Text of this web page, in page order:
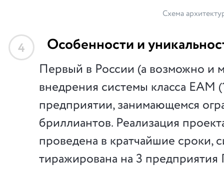
Схема
4 Особенности и
Первый в России (а возможно и
внедрения системы класса EAM
предприятии, занимающемся
бриллиантов. Реализация
проведена в кратчайшие сроки,
тиражирована на 3